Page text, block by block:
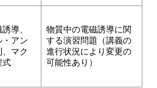
導、
・アン
マク
式
物質中の電磁誘導に関
する演習問題（講義の
進行状況により変更の
可能性あり）